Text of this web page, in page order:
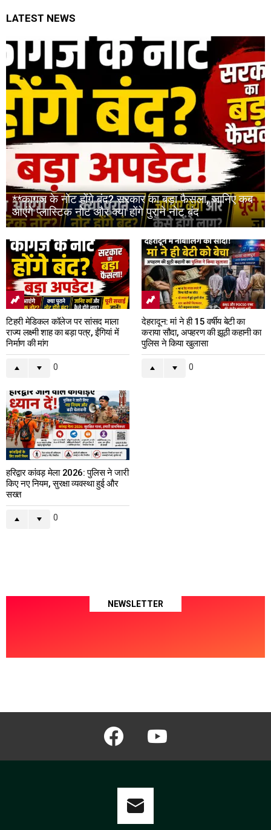
LATEST NEWS
**कागज के नोट होंगे बंद? सरकार का बड़ा फैसला, जानिए कब
आएंगे प्लास्टिक नोट और क्या होंगे पुराने नोट बंद
टिहरी मेडिकल कॉलेज पर सांसद माला
राज्य लक्ष्मी शाह का बड़ा पत्र, ईंगियां में
निर्माण की मांग
0
देहरादून: मां ने ही 15 वर्षीय बेटी का
कराया सौदा, अपहरण की झूठी कहानी का
पुलिस ने किया खुलासा
0
हरिद्वार कांवड़ मेला 2026: पुलिस ने जारी
किए नए नियम, सुरक्षा व्यवस्था हुई और
सख्त
0
NEWSLETTER
facebook youtube